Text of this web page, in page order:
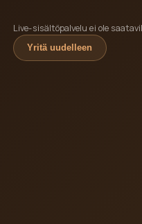
Live-sisältöpalvelu ei ole
Yritä uudelleen